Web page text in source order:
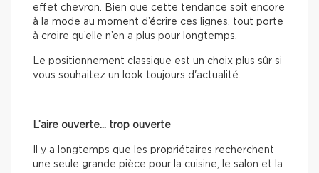
effet chevron. Bien que cette tendance soit encore
à la mode au moment d’écrire ces lignes, tout porte
à croire qu’elle n’en a plus pour longtemps.
Le positionnement classique est un choix plus sûr si
vous souhaitez un look toujours d'actualité.
L’aire ouverte… trop ouverte
Il y a longtemps que les propriétaires recherchent
une seule grande pièce pour la cuisine, le salon et la